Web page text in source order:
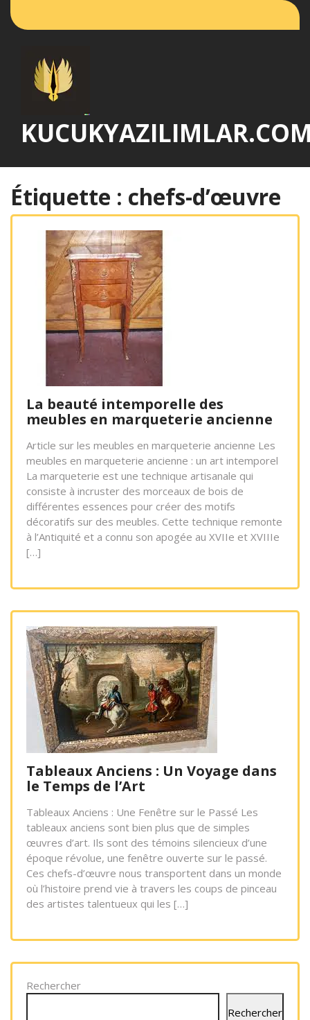
Étiquette : chefs-d’œuvre
La beauté intemporelle des
meubles en marqueterie ancienne
Article sur les meubles en marqueterie ancienne Les
meubles en marqueterie ancienne : un art intemporel
La marqueterie est une technique artisanale qui
consiste à incruster des morceaux de bois de
différentes essences pour créer des motifs
décoratifs sur des meubles. Cette technique remonte
à l’Antiquité et a connu son apogée au XVIIe et XVIIIe
[…]
Tableaux Anciens : Un Voyage dans
le Temps de l’Art
Tableaux Anciens : Une Fenêtre sur le Passé Les
tableaux anciens sont bien plus que de simples
œuvres d’art. Ils sont des témoins silencieux d’une
époque révolue, une fenêtre ouverte sur le passé.
Ces chefs-d’œuvre nous transportent dans un monde
où l’histoire prend vie à travers les coups de pinceau
des artistes talentueux qui les […]
Rechercher
Rechercher